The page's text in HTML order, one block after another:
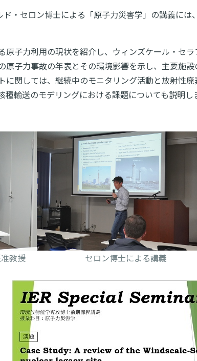
・セロン博士による「原子力災害学」の講義に
原子力利用の現状を紹介し、ウィンズケール・セ
原子力事故の年表とその環境影響を示し、主要施
に関しては、継続中のモニタリング活動と放射性
種輸送のモデリングにおける課題についても説明
教授 セロン博士による講義